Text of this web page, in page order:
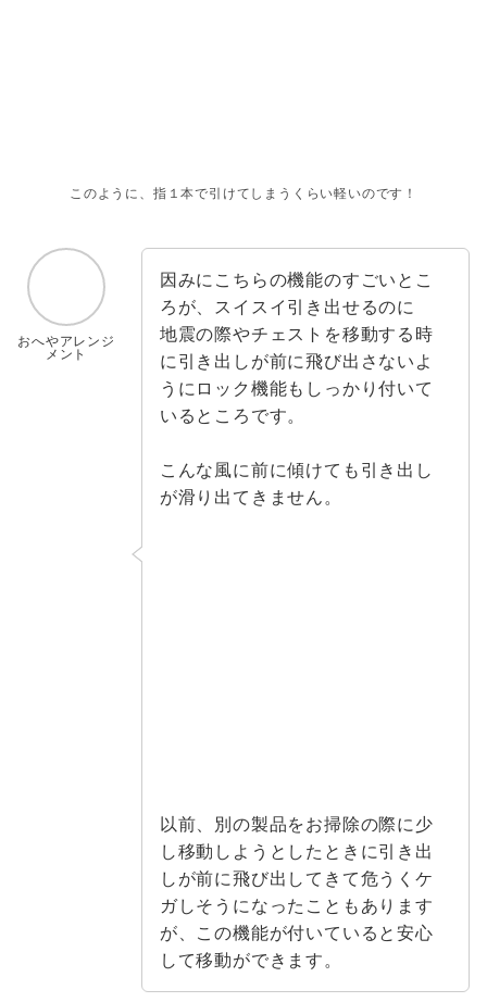
このように、指１本で引けてしまうくらい軽いのです！
おへやアレンジ
メント
因みにこちらの機能のすごいとこ
ろが、スイスイ引き出せるのに
地震の際やチェストを移動する時
に引き出しが前に飛び出さないよ
うにロック機能もしっかり付いて
いるところです。
こんな風に前に傾けても引き出し
が滑り出てきません。
以前、別の製品をお掃除の際に少
し移動しようとしたときに引き出
しが前に飛び出してきて危うくケ
ガしそうになったこともあります
が、この機能が付いていると安心
して移動ができます。